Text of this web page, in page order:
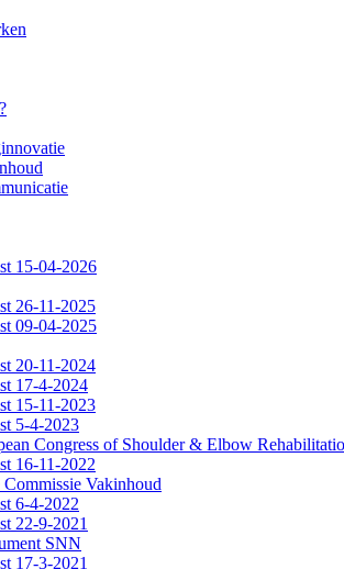
15-04-2026
26-11-2025
09-04-2025
20-11-2024
17-4-2024
15-11-2023
5-4-2023
Congress of Shoulder & Elbow
16-11-2022
Vakinhoud
6-4-2022
22-9-2021
SNN
17-3-2021